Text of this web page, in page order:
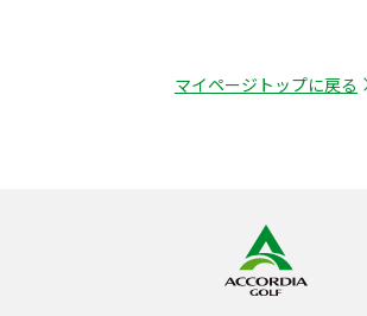
マイページトップに戻る